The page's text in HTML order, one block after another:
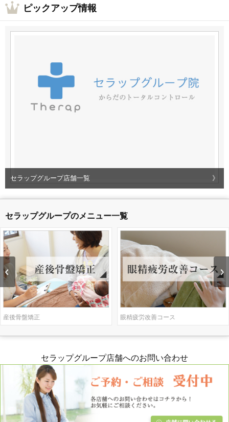
ピックアップ情報
セラップグループ店舗一覧 》
セラップグループのメニュー一覧
産後骨盤矯正 眼精疲労改善コース
セラップグループ店舗へのお問い合わせ